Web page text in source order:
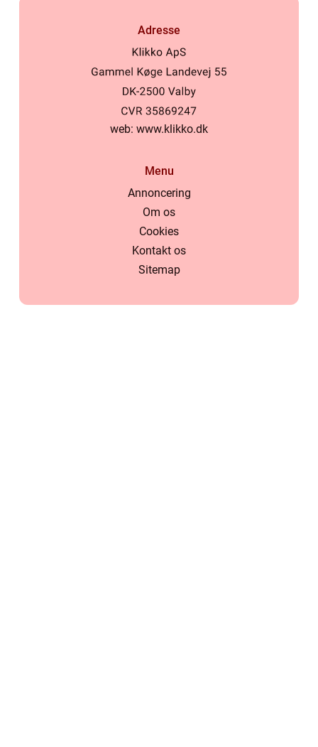
Adresse
web: www.klikko.dk
Menu
Annoncering
Om os
Cookies
Kontakt os
Sitemap